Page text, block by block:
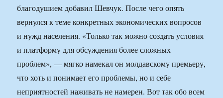
благодушием добавил Шевчук. После чего опять
вернулся к теме конкретных экономических вопросов
и нужд населения. «Только так можно создать условия
и платформу для обсуждения более сложных
проблем», — мягко намекал он молдавскому премьеру,
что хоть и понимает его проблемы, но и себе
неприятностей наживать не намерен. Вот так обо всем